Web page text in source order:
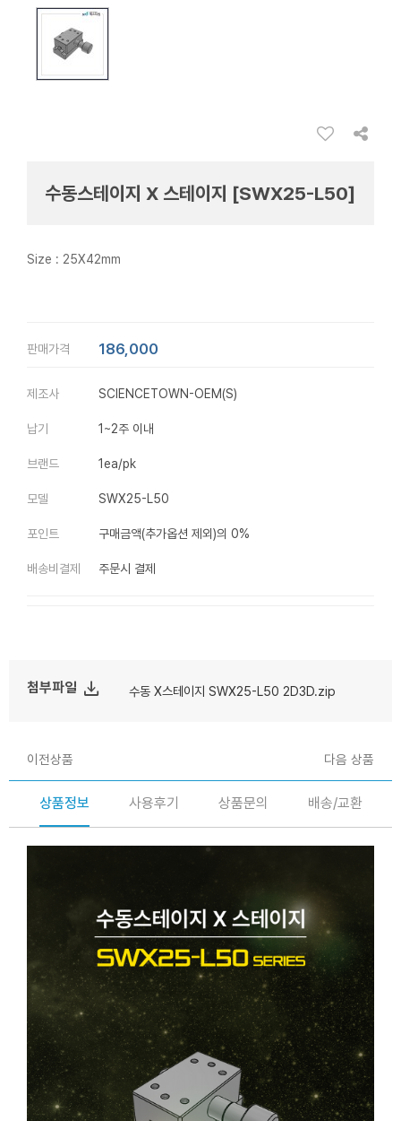
수동스테이지 X 스테이지 [SWX25-L50]
Size : 25X42mm
판매가격 186,000
제조사 SCIENCETOWN-OEM(S)
납기 1~2주 이내
브랜드 1ea/pk
모델 SWX25-L50
포인트 구매금액(추가옵션 제외)의 0%
배송비결제 주문시 결제
첨부파일 file_download 수동 X스테이지 SWX25-L50 2D3D.zip
이전상품 다음 상품
상품정보 사용후기 상품문의 배송/교환